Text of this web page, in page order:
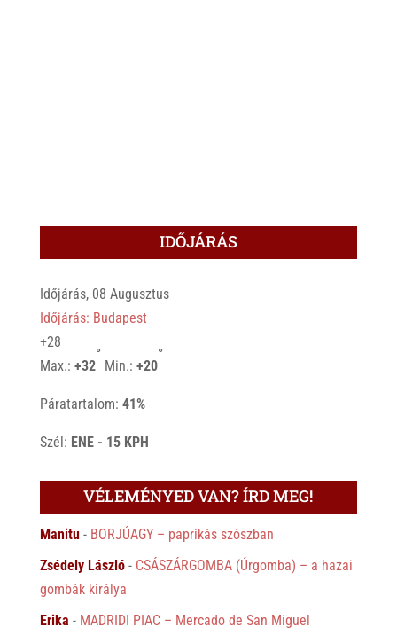
IDŐJÁRÁS
Időjárás, 08 Augusztus
Időjárás: Budapest
+28
Max.: +32
°
Min.: +20
°
Páratartalom: 41%
Szél: ENE - 15 KPH
VÉLEMÉNYED VAN? ÍRD MEG!
Manitu- BORJÚAGY – paprikás szószban
Zsédely László- CSÁSZÁRGOMBA (Úrgomba) – a hazai
gombák királya
Erika - MADRIDI PIAC – Mercado de San Miguel